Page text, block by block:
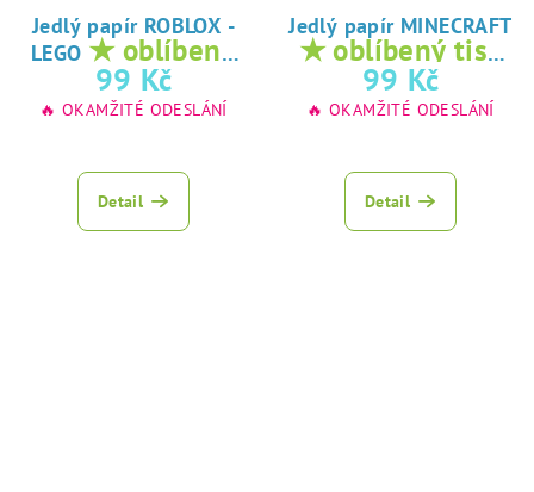
Jedlý papír ROBLOX -
LEGO ★ oblíbený
tisk na jedlý
papír
99 Kč
🔥 OKAMŽITÉ ODESLÁNÍ
Detail
Jedlý papír MINECRAFT
★ oblíbený tisk
na jedlý papír
99 Kč
🔥 OKAMŽITÉ ODESLÁNÍ
Detail